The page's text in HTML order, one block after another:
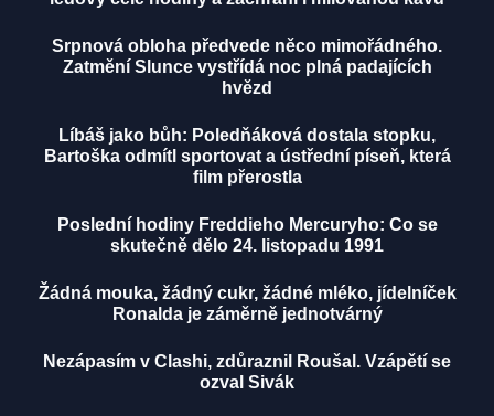
Srpnová obloha předvede něco mimořádného.
Zatmění Slunce vystřídá noc plná padajících
hvězd
Líbáš jako bůh: Poledňáková dostala stopku,
Bartoška odmítl sportovat a ústřední píseň, která
film přerostla
Poslední hodiny Freddieho Mercuryho: Co se
skutečně dělo 24. listopadu 1991
Žádná mouka, žádný cukr, žádné mléko, jídelníček
Ronalda je záměrně jednotvárný
Nezápasím v Clashi, zdůraznil Roušal. Vzápětí se
ozval Sivák